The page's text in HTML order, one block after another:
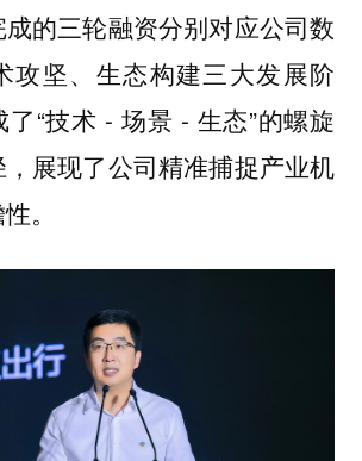
的三轮融资分别对应公司数
攻坚、生态构建三大发展阶
“技术 - 场景 - 生态”的螺旋
展现了公司精准捕捉产业机
。